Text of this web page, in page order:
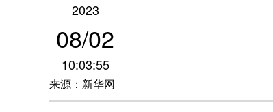
2023
08/02
10:03:55
来源：新华网